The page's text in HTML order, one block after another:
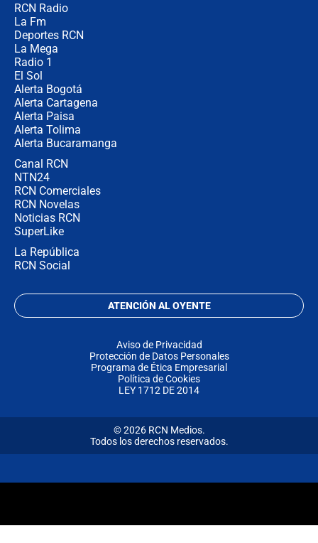
RCN Radio
La Fm
Deportes RCN
La Mega
Radio 1
El Sol
Alerta Bogotá
Alerta Cartagena
Alerta Paisa
Alerta Tolima
Alerta Bucaramanga
Canal RCN
NTN24
RCN Comerciales
RCN Novelas
Noticias RCN
SuperLike
La República
RCN Social
ATENCIÓN AL OYENTE
Aviso de Privacidad
Protección de Datos Personales
Programa de Ética Empresarial
Política de Cookies
LEY 1712 DE 2014
© 2026 RCN Medios.
Todos los derechos reservados.